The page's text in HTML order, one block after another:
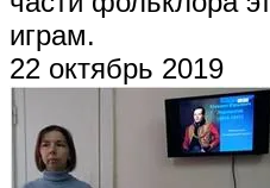
играм.
22 октябрь 2019